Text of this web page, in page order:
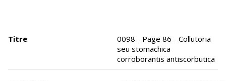
Titre
0098 - Page 86 - Collutoria
seu stomachica
corroborantis antiscorbutica